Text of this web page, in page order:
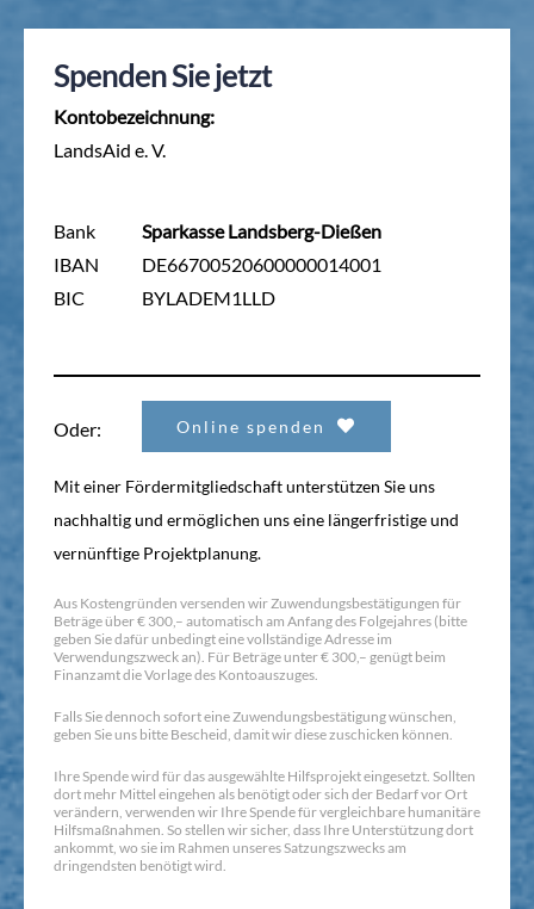
Spenden Sie jetzt
Kontobezeichnung:
LandsAid e. V.
Bank
IBAN
BIC
Sparkasse Landsberg-Dießen
DE66700520600000014001
BYLADEM1LLD
Oder: Online spenden
Mit einer Fördermitgliedschaft unterstützen Sie uns
nachhaltig und ermöglichen uns eine längerfristige und
vernünftige Projektplanung.
Aus Kostengründen versenden wir Zuwendungsbestätigungen für
Beträge über € 300,– automatisch am Anfang des Folgejahres (bitte
geben Sie dafür unbedingt eine vollständige Adresse im
Verwendungszweck an). Für Beträge unter € 300,– genügt beim
Finanzamt die Vorlage des Kontoauszuges.
Falls Sie dennoch sofort eine Zuwendungsbestätigung wünschen,
geben Sie uns bitte Bescheid, damit wir diese zuschicken können.
Ihre Spende wird für das ausgewählte Hilfsprojekt eingesetzt. Sollten
dort mehr Mittel eingehen als benötigt oder sich der Bedarf vor Ort
verändern, verwenden wir Ihre Spende für vergleichbare humanitäre
Hilfsmaßnahmen. So stellen wir sicher, dass Ihre Unterstützung dort
ankommt, wo sie im Rahmen unseres Satzungszwecks am
dringendsten benötigt wird.